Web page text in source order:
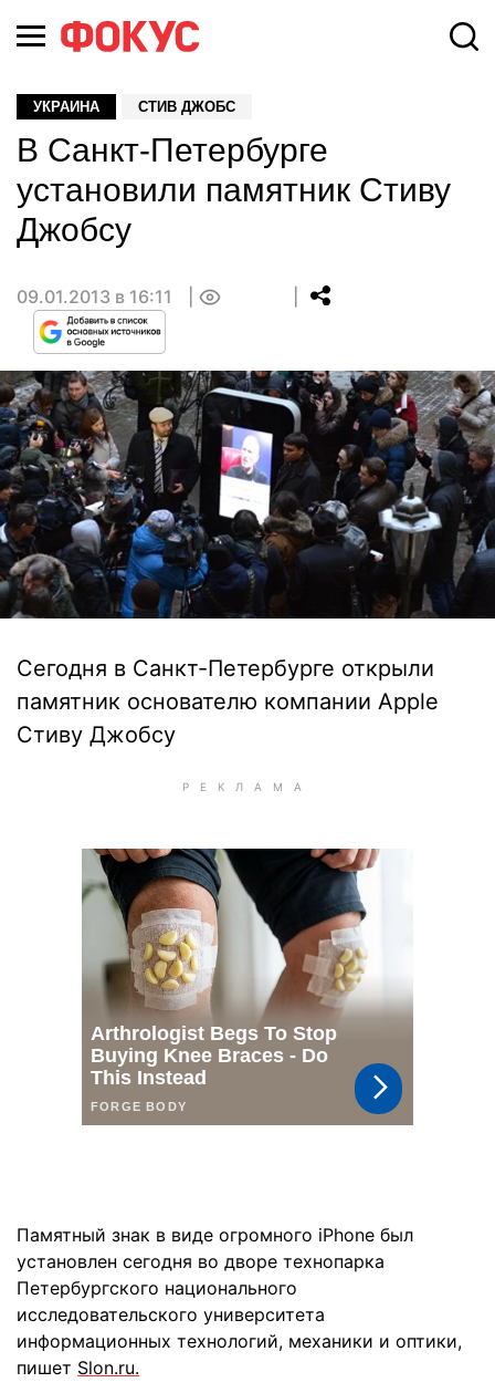
УКРАИНА СТИВ ДЖОБС
В Санкт-Петербурге
установили памятник Стиву
Джобсу
09.01.2013 в 16:11
Сегодня в Санкт-Петербурге открыли
памятник основателю компании Apple
Стиву Джобсу
Памятный знак в виде огромного iPhone был
установлен сегодня во дворе технопарка
Петербургского национального
исследовательского университета
информационных технологий, механики и оптики,
пишет Slon.ru.